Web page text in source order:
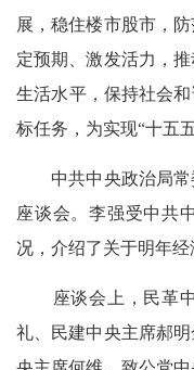
展，稳住楼市股市，
定预期、激发活力，
生活水平，保持社会
标任务，为实现“十五
中共中央政治局常
座谈会。李强受中共
况，介绍了关于明年经
座谈会上，民革中
礼、民建中央主席郝